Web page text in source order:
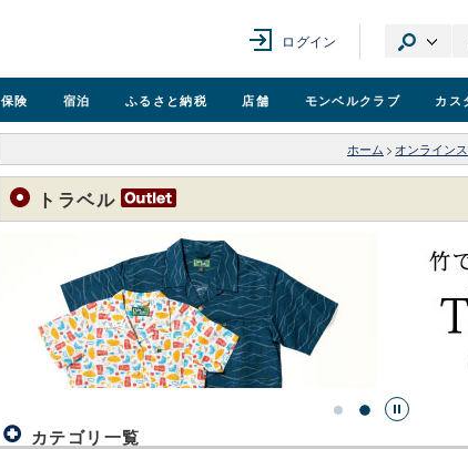
ログイン
保険 宿泊 ふるさと納税 店舗 モンベルクラブ カス
ホーム > オンライン
トラベル
カテゴリ一覧